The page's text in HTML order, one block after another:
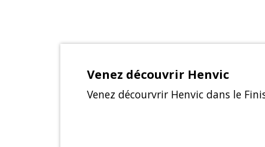
Venez découvrir Henvic
Venez décourvrir Henvic dans le